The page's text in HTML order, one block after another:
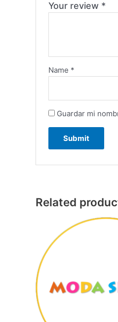
Your review *
Name *
Guardar mi
Related